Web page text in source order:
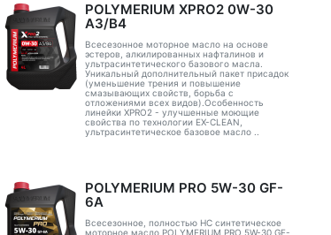
POLYMERIUM XPRO2 0W-30
A3/B4
Всесезонное моторное масло на основе
эстеров, алкилированных нафталинов и
ультрасинтетического базового масла.
Уникальный дополнительный пакет присадок
(уменьшение трения и повышение
смазывающих свойств, борьба с
отложениями всех видов).Особенность
линейки XPRO2 - улучшенные моющие
свойства по технологии EX-CLEAN,
ультрасинтетическое базовое масло ..
POLYMERIUM PRO 5W-30 GF-
6A
Всесезонное, полностью HC синтетическое
моторное масло POLYMERIUM PRO 5W-30 GF-